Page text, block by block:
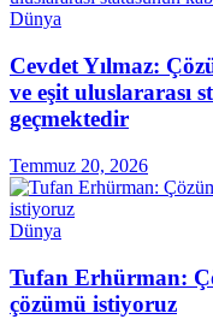
Dünya
Cevdet Yılmaz:
ve eşit uluslararası
geçmektedir
Temmuz 20, 2026
Dünya
Tufan Erhürman:
çözümü istiyoruz